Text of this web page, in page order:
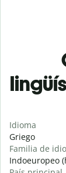
Idioma
Griego
Familia de
Indoeuropeo